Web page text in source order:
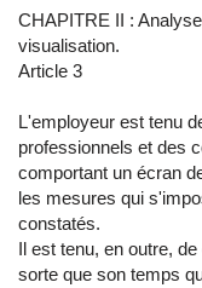
CHAPITRE II :
visualisation.
Article 3
L'employeur est tenu
professionnels et des
comportant un écran
les mesures qui
constatés.
Il est tenu, en outre,
sorte que son temps